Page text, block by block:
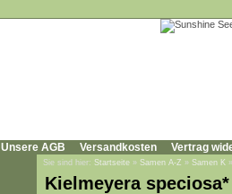
Unsere AGB Versandkosten Vertrag
Sie sind hier: Startseite » Samen A-Z » Samen K
Kielmeyera speciosa*